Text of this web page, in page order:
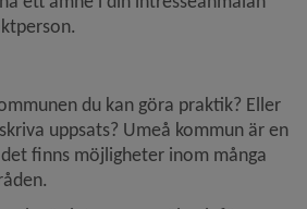
du kan göra praktik? Eller
uppsats? Umeå kommun är en
finns möjligheter inom många